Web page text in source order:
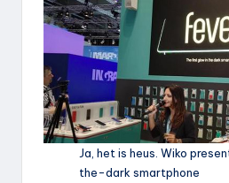
Ja, het is heus. Wiko
the-dark smartphone